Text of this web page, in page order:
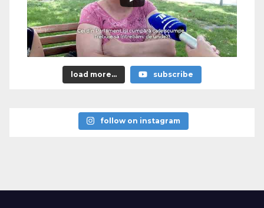
load more... subscribe
follow on instagram